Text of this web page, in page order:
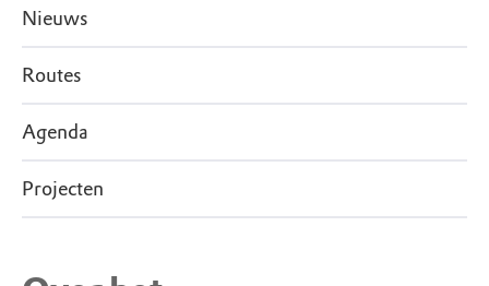
Nieuws
Routes
Agenda
Projecten